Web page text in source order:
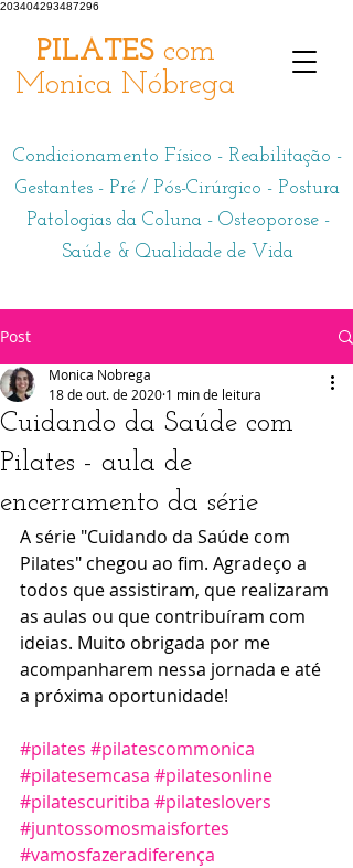
203404293487296
PILATES com
Monica Nóbrega
Condicionamento Físico - Reabilitação -
Gestantes - Pré / Pós-Cirúrgico - Postura
Patologias da Coluna - Osteoporose -
Saúde & Qualidade de Vida
Post
Cuidando da Saúde com
Pilates - aula de
encerramento da série
Monica Nobrega
18 de out. de 2020 1 min de leitura
A série "Cuidando da Saúde com
Pilates" chegou ao fim. Agradeço a
todos que assistiram, que realizaram
as aulas ou que contribuíram com
ideias. Muito obrigada por me
acompanharem nessa jornada e até
a próxima oportunidade!
#pilates #pilatescommonica
#pilatesemcasa #pilatesonline
#pilatescuritiba #pilateslovers
#juntossomosmaisfortes
#vamosfazeradiferença